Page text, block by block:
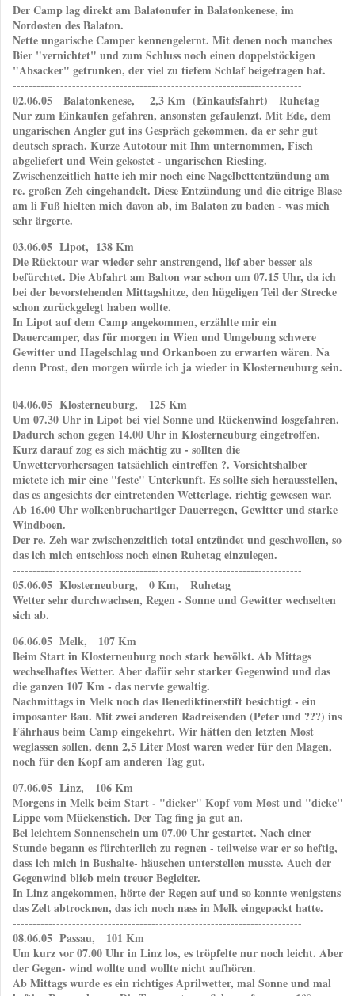
Der Camp lag direkt am Balatonufer in Balatonkenese, im
Nordosten des Balaton.
Nette ungarische Camper kennengelernt. Mit denen noch manches
Bier "vernichtet" und zum Schluss noch einen doppelstöckigen
"Absacker" getrunken, der viel zu tiefem Schlaf beigetragen hat.
-------------------------------------------------------------------------
02.06.05 Balatonkenese, 2,3 Km (Einkaufsfahrt) Ruhetag
Nur zum Einkaufen gefahren, ansonsten gefaulenzt. Mit Ede, dem
ungarischen Angler gut ins Gespräch gekommen, da er sehr gut
deutsch sprach. Kurze Autotour mit Ihm unternommen, Fisch
abgeliefert und Wein gekostet - ungarischen Riesling.
Zwischenzeitlich hatte ich mir noch eine Nagelbettentzündung am
re. großen Zeh eingehandelt. Diese Entzündung und die eitrige Blase
am li Fuß hielten mich davon ab, im Balaton zu baden - was mich
sehr ärgerte.
03.06.05 Lipot, 138 Km
Die Rücktour war wieder sehr anstrengend, lief aber besser als
befürchtet. Die Abfahrt am Balton war schon um 07.15 Uhr, da ich
bei der bevorstehenden Mittagshitze, den hügeligen Teil der Strecke
schon zurückgelegt haben wollte.
In Lipot auf dem Camp angekommen, erzählte mir ein
Dauercamper, das für morgen in Wien und Umgebung schwere
Gewitter und Hagelschlag und Orkanboen zu erwarten wären. Na
denn Prost, den morgen würde ich ja wieder in Klosterneuburg sein.
04.06.05 Klosterneuburg, 125 Km
Um 07.30 Uhr in Lipot bei viel Sonne und Rückenwind losgefahren.
Dadurch schon gegen 14.00 Uhr in Klosterneuburg eingetroffen.
Kurz darauf zog es sich mächtig zu - sollten die
Unwettervorhersagen tatsächlich eintreffen ?. Vorsichtshalber
mietete ich mir eine "feste" Unterkunft. Es sollte sich herausstellen,
das es angesichts der eintretenden Wetterlage, richtig gewesen war.
Ab 16.00 Uhr wolkenbruchartiger Dauerregen, Gewitter und starke
Windboen.
Der re. Zeh war zwischenzeitlich total entzündet und geschwollen, so
das ich mich entschloss noch einen Ruhetag einzulegen.
-------------------------------------------------------------------------
05.06.05 Klosterneuburg, 0 Km, Ruhetag
Wetter sehr durchwachsen, Regen - Sonne und Gewitter wechselten
sich ab.
06.06.05 Melk, 107 Km
Beim Start in Klosterneuburg noch stark bewölkt. Ab Mittags
wechselhaftes Wetter. Aber dafür sehr starker Gegenwind und das
die ganzen 107 Km - das nervte gewaltig.
Nachmittags in Melk noch das Benediktinerstift besichtigt - ein
imposanter Bau. Mit zwei anderen Radreisenden (Peter und ???) ins
Fährhaus beim Camp eingekehrt. Wir hätten den letzten Most
weglassen sollen, denn 2,5 Liter Most waren weder für den Magen,
noch für den Kopf am anderen Tag gut.
07.06.05 Linz, 106 Km
Morgens in Melk beim Start - "dicker" Kopf vom Most und "dicke"
Lippe vom Mückenstich. Der Tag fing ja gut an.
Bei leichtem Sonnenschein um 07.00 Uhr gestartet. Nach einer
Stunde begann es fürchterlich zu regnen - teilweise war er so heftig,
dass ich mich in Bushalte- häuschen unterstellen musste. Auch der
Gegenwind blieb mein treuer Begleiter.
In Linz angekommen, hörte der Regen auf und so konnte wenigstens
das Zelt abtrocknen, das ich noch nass in Melk eingepackt hatte.
-------------------------------------------------------------------------
08.06.05 Passau, 101 Km
Um kurz vor 07.00 Uhr in Linz los, es tröpfelte nur noch leicht. Aber
der Gegen- wind wollte und wollte nicht aufhören.
Ab Mittags wurde es ein richtiges Aprilwetter, mal Sonne und mal